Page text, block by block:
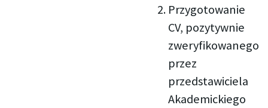
Przygotowanie
CV, pozytywnie
zweryfikowanego
przez
przedstawiciela
Akademickiego